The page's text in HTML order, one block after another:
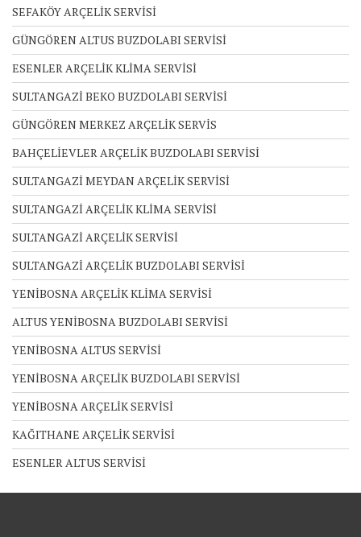
SEFAKÖY ARÇELİK SERVİSİ
GÜNGÖREN ALTUS BUZDOLABI SERVİSİ
ESENLER ARÇELİK KLİMA SERVİSİ
SULTANGAZİ BEKO BUZDOLABI SERVİSİ
GÜNGÖREN MERKEZ ARÇELİK SERVİS
BAHÇELİEVLER ARÇELİK BUZDOLABI SERVİSİ
SULTANGAZİ MEYDAN ARÇELİK SERVİSİ
SULTANGAZİ ARÇELİK KLİMA SERVİSİ
SULTANGAZİ ARÇELİK SERVİSİ
SULTANGAZİ ARÇELİK BUZDOLABI SERVİSİ
YENİBOSNA ARÇELİK KLİMA SERVİSİ
ALTUS YENİBOSNA BUZDOLABI SERVİSİ
YENİBOSNA ALTUS SERVİSİ
YENİBOSNA ARÇELİK BUZDOLABI SERVİSİ
YENİBOSNA ARÇELİK SERVİSİ
KAĞITHANE ARÇELİK SERVİSİ
ESENLER ALTUS SERVİSİ